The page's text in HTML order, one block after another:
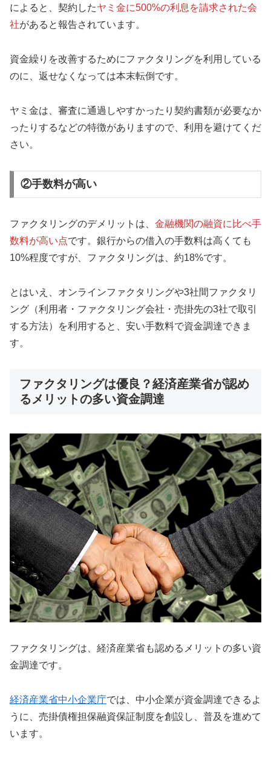
によると、契約したヤミ金に500%の利息を請求された会
社があると報告されています。
資金繰りを改善するためにファクタリングを利用している
のに、返せなくなっては本末転倒です。
ヤミ金は、審査に通過しやすかったり契約書類が必要なか
ったりするなどの特徴がありますので、利用を避けてくだ
さい。
②手数料が高い
ファクタリングのデメリットは、 金融機関の融資に比べ手
数料が高い点です。銀行からの借入の手数料は高くても
10%程度ですが、ファクタリングは、約18%です。
とはいえ、オンラインファクタリングや3社間ファクタリ
ング（利用者・ファクタリング会社・売掛先の3社で取引
する方法）を利用すると、安い手数料で資金調達できま
す。
ファクタリングは優良？経済産業省が認め
るメリットの多い資金調達
ファクタリングは、経済産業省も認めるメリットの多い資
金調達です。
経済産業省中小企業庁では、中小企業が資金調達できるよ
うに、売掛債権担保融資保証制度を創設し、普及を進めて
います。